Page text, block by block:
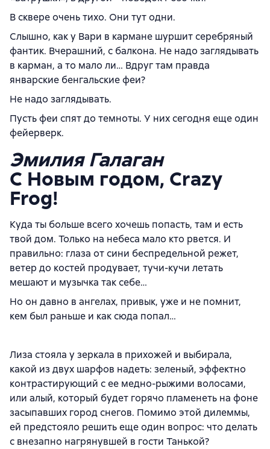
В сквере очень тихо. Они тут одни.
Слышно, как у Вари в кармане шуршит серебряный
фантик. Вчерашний, с балкона. Не надо заглядывать
в карман, а то мало ли… Вдруг там правда
январские бенгальские феи?
Не надо заглядывать.
Пусть феи спят до темноты. У них сегодня еще один
фейерверк.
Эмилия Галаган
C Новым годом, Сrazy
Frog!
Куда ты больше всего хочешь попасть, там и есть
твой дом. Только на небеса мало кто рвется. И
правильно: глаза от сини беспредельной режет,
ветер до костей продувает, тучи-кучи летать
мешают и музычка так себе…
Но он давно в ангелах, привык, уже и не помнит,
кем был раньше и как сюда попал…
Лиза стояла у зеркала в прихожей и выбирала,
какой из двух шарфов надеть: зеленый, эффектно
контрастирующий с ее медно-рыжими волосами,
или алый, который будет горячо пламенеть на фоне
засыпавших город снегов. Помимо этой дилеммы,
ей предстояло решить еще один вопрос: что делать
с внезапно нагрянувшей в гости Танькой?